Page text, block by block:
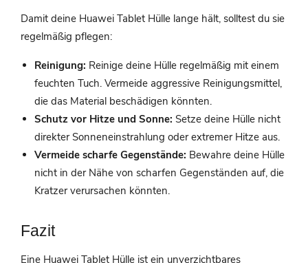
Damit deine Huawei Tablet Hülle lange hält, solltest du sie
regelmäßig pflegen:
Reinigung: Reinige deine Hülle regelmäßig mit einem
feuchten Tuch. Vermeide aggressive Reinigungsmittel,
die das Material beschädigen könnten.
Schutz vor Hitze und Sonne: Setze deine Hülle nicht
direkter Sonneneinstrahlung oder extremer Hitze aus.
Vermeide scharfe Gegenstände: Bewahre deine Hülle
nicht in der Nähe von scharfen Gegenständen auf, die
Kratzer verursachen könnten.
Fazit
Eine Huawei Tablet Hülle ist ein unverzichtbares